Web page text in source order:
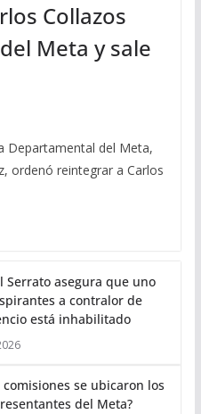
Collazos
Meta y sale
Departamental del Meta,
ordenó reintegrar a Carlos
Serrato asegura que uno
a contralor de
está inhabilitado
comisiones se ubicaron los
del Meta?